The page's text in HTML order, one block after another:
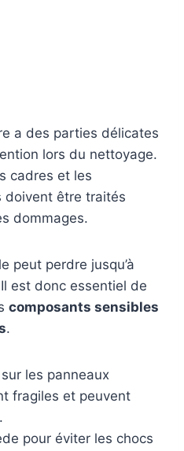
a des parties délicates
lors du nettoyage.
cadres et les
doivent être traités
dommages.
peut perdre jusqu’à
est donc essentiel de
composants sensibles
.
les panneaux
fragiles et peuvent
pour éviter les chocs